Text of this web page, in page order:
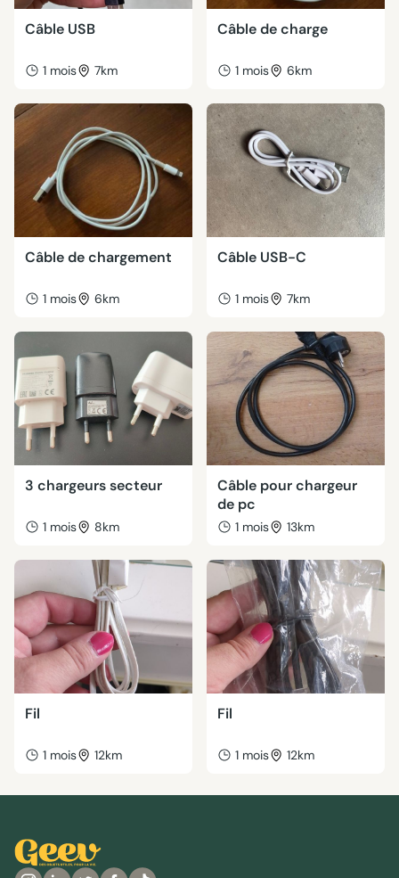
Câble USB
1 mois 7km
Câble de charge
1 mois 6km
Câble de chargement
1 mois 6km
Câble USB-C
1 mois 7km
3 chargeurs secteur
1 mois 8km
Câble pour chargeur
de pc
1 mois 13km
Fil
1 mois 12km
Fil
1 mois 12km